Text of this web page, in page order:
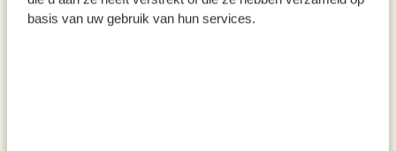
basis van uw gebruik van hun services.